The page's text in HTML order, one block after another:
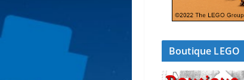
Boutique LEGO